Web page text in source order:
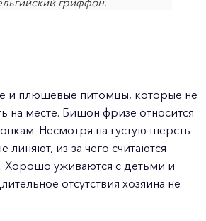
и плюшевые питомцы, которые не
на месте. Бишон фризе относится
Несмотря на густую шерсть
линяют, из-за чего считаются
Хорошо уживаются с детьми и
отсутствия хозяина не